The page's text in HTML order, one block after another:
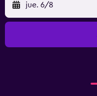
jue. 6/8